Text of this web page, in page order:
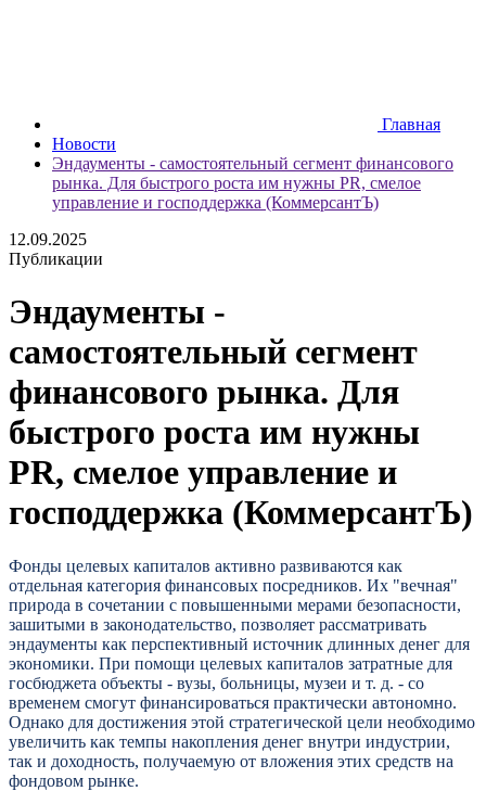
Главная
Новости
Эндаументы - самостоятельный сегмент финансового
рынка. Для быстрого роста им нужны PR, смелое
управление и господдержка (КоммерсантЪ)
12.09.2025
Публикации
Эндаументы -
самостоятельный сегмент
финансового рынка. Для
быстрого роста им нужны
PR, смелое управление и
господдержка (КоммерсантЪ)
Фонды целевых капиталов активно развиваются как
отдельная категория финансовых посредников. Их "вечная"
природа в сочетании с повышенными мерами безопасности,
зашитыми в законодательство, позволяет рассматривать
эндаументы как перспективный источник длинных денег для
экономики. При помощи целевых капиталов затратные для
госбюджета объекты - вузы, больницы, музеи и т. д. - со
временем смогут финансироваться практически автономно.
Однако для достижения этой стратегической цели необходимо
увеличить как темпы накопления денег внутри индустрии,
так и доходность, получаемую от вложения этих средств на
фондовом рынке.